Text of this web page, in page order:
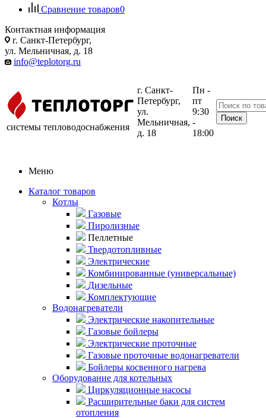
Сравнение товаров0
Контактная информация
г. Санкт-Петербург,
ул. Мельничная, д. 18
info@teplotorg.ru
системы тепловодоснабжения
г. Санкт-
Петербург,
ул.
Мельничная,
д. 18
Пн -
пт
9:30
-
18:00
Меню
Каталог товаров
Котлы
Газовые
Пиролизные
Пеллетные
Твердотопливные
Электрические
Комбинированные (универсальные)
Дизельные
Комплектующие
Водонагреватели
Электрические накопительные
Газовые бойлеры
Электрические проточные
Газовые проточные водонагреватели
Бойлеры косвенного нагрева
Оборудование для котельных
Циркуляционные насосы
Расширительные баки для систем
отопления